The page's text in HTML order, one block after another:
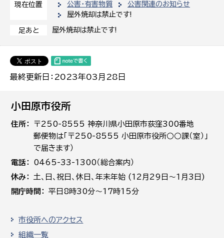
現在位置
公害・有害物質
公害関連のお知らせ
屋外焼却は禁止です!
足あと 屋外焼却は禁止です!
最終更新日：2023年03月28日
小田原市役所
住所
〒250-8555 神奈川県小田原市荻窪300番地
郵便物は「〒250-8555 小田原市役所○○課（室）」
で届きます）
電話
0465-33-1300（総合案内）
休み
土､日､祝日、休日、年末年始 (12月29日～1月3日)
開庁時間
平日8時30分～17時15分
市役所へのアクセス
組織一覧